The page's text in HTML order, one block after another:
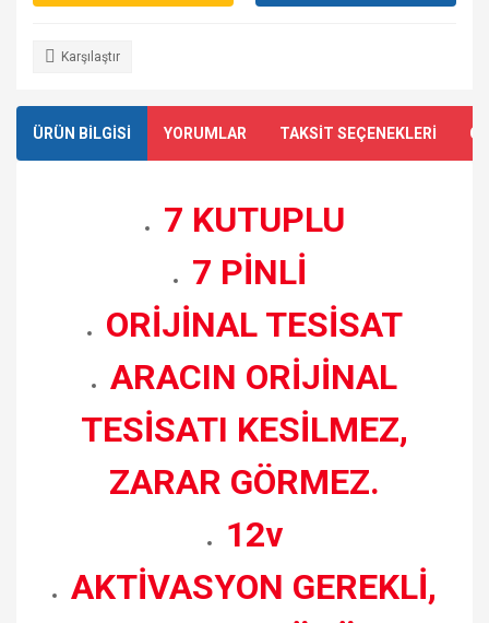
Karşılaştır
ÜRÜN BİLGİSİ YORUMLAR TAKSİT SEÇENEKLERİ
7 KUTUPLU
7 PİNLİ
ORİJİNAL TESİSAT
ARACIN ORİJİNAL
TESİSATI KESİLMEZ,
ZARAR GÖRMEZ.
12v
AKTİVASYON GEREKLİ,